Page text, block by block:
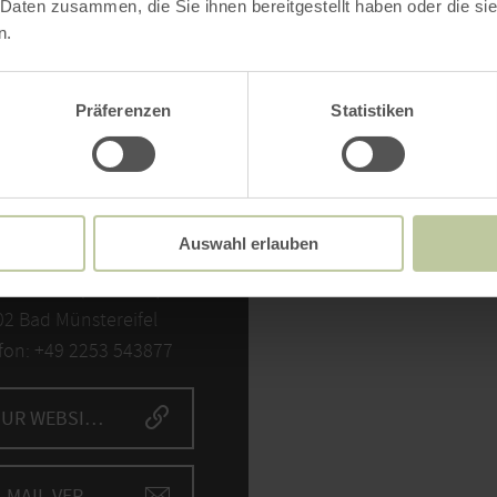
zusammen, die Sie ihnen bereitgestellt haben oder die
Präferenzen Statistiken
Auswahl erlauben
Bad Münstereifel
+49 2253 543877
ZUR WEBSITE
Bitte